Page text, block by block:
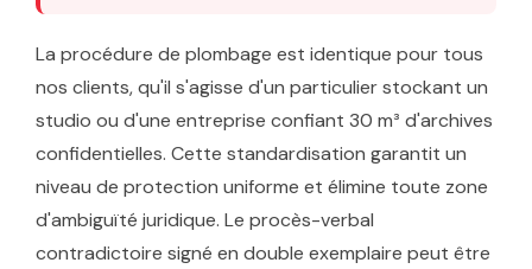
La procédure de plombage est identique pour tous
nos clients, qu'il s'agisse d'un particulier stockant un
studio ou d'une entreprise confiant 30 m³ d'archives
confidentielles. Cette standardisation garantit un
niveau de protection uniforme et élimine toute zone
d'ambiguïté juridique. Le procès-verbal
contradictoire signé en double exemplaire peut être